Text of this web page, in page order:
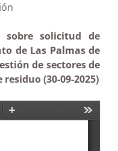
sobre solicitud de
de Las Palmas de
de sectores de
(30-09-2025)